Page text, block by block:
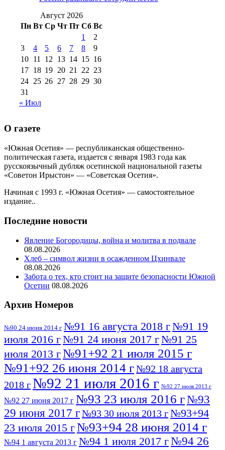
2017 г(9)
№99 4 августа
2016 г(12) №99 8 июля 2014 г
августа 2012 г(11)
августа 2013 г
(12)
Август 2026
Пн Вт Ср Чт Пт Сб Вс
1
2
3
4 5 6 7 8
9
10 11 12 13 14 15 16
17 18 19 20 21 22 23
24 25 26 27 28 29 30
31
« Июл
О газете
«Южная Осетия» — республиканская общественно-
политическая газета, издается с января 1983 года как
русскоязычный дубляж осетинской национальной газеты
«Советон Ирыстон» — «Советская Осетия».
Начиная с 1993 г. «Южная Осетия» — самостоятельное
издание..
Последние новости
Явление Богородицы, война и молитва в подвале
08.08.2026
Хлеб – символ жизни в осажденном Цхинвале
08.08.2026
Забота о тех, кто стоит на защите безопасности Южной
Осетии 08.08.2026
Архив Номеров
№90 24 июня 2014 г №91 16 августа 2018 г№91 19
июля 2016 г№91 24 июня 2017 г№91 25
июля 2013 г№91+92 21 июля 2015 г
№91+92 26 июня 2014 г№92 18 августа
2018 г№92 21 июля 2016 г №92 27 июля 2013 г
№92 27 июня 2017 г №93 23 июля 2016 г№93
29 июня 2017 г№93 30 июля 2013 г№93+94
23 июля 2015 г№93+94 28 июня 2014 г
№94 1 августа 2013 г №94 1 июля 2017 г№94 26